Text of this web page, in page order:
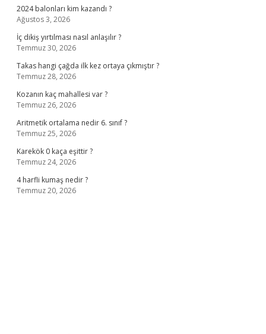
2024 balonları kim kazandı ?
Ağustos 3, 2026
İç dikiş yırtılması nasıl anlaşılır ?
Temmuz 30, 2026
Takas hangi çağda ilk kez ortaya çıkmıştır ?
Temmuz 28, 2026
Kozanın kaç mahallesi var ?
Temmuz 26, 2026
Aritmetik ortalama nedir 6. sınıf ?
Temmuz 25, 2026
Karekök 0 kaça eşittir ?
Temmuz 24, 2026
4 harfli kumaş nedir ?
Temmuz 20, 2026